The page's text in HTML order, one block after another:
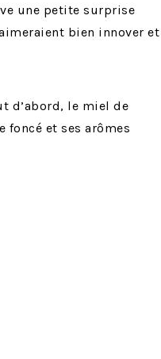
une petite surprise
bien innover et
d’abord, le miel de
foncé et ses arômes